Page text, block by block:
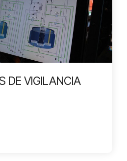
DE VIGILANCIA